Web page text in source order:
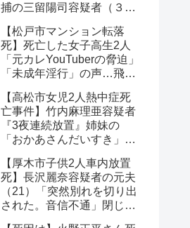
捕の三留陽司容疑者（３
県】
【松戸市マンション転落
死】死亡した女子高生2人
「元カレYouTuberの脅迫」
「未成年淫行」の声…飛び
【高松市女児2人熱中症死
亡事件】竹内麻理亜容疑者
『3夜連続放置』姉妹の
「おかあさんだいすき」折
論
【厚木市子供2人車内放置
死】長沢麗奈容疑者の元夫
（21）「突然別れを切り出
された。音信不通」閉じ込